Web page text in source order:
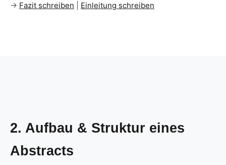
→ Fazit schreiben Einleitung schreiben
2. Aufbau & Struktur eines
Abstracts